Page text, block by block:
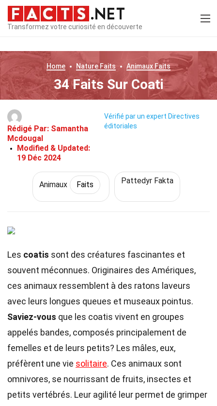
Transformez votre curiosité en découverte
Home Nature Faits Animaux Faits
34 Faits Sur Coati
Rédigé Par: Samantha
Mcdougal
Modified & Updated:
19 Déc 2024
Vérifié par un expert Directives
éditoriales
Animaux Faits Pattedyr Fakta
Les coatis sont des créatures fascinantes et
souvent méconnues. Originaires des Amériques,
ces animaux ressemblent à des ratons laveurs
avec leurs longues queues et museaux pointus.
Saviez-vous que les coatis vivent en groupes
appelés bandes, composés principalement de
femelles et de leurs petits? Les mâles, eux,
préfèrent une vie solitaire. Ces animaux sont
omnivores, se nourrissant de fruits, insectes et
petits vertébrés. Leur agilité leur permet de grimper